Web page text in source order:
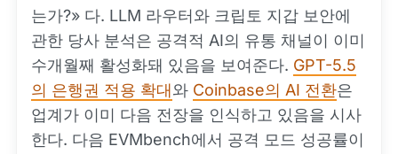
는가?» 다. LLM 라우터와 크립토 지갑 보안에
관한 당사 분석은 공격적 AI의 유통 채널이 이미
수개월째 활성화돼 있음을 보여준다. GPT-5.5
의 은행권 적용 확대와 Coinbase의 AI 전환은
업계가 이미 다음 전장을 인식하고 있음을 시사
한다. 다음 EVMbench에서 공격 모드 성공률이